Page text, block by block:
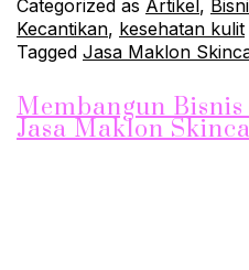
Categorized as Artikel,
Kecantikan, kesehatan kulit
Tagged Jasa Maklon
Membangun
Jasa Maklon